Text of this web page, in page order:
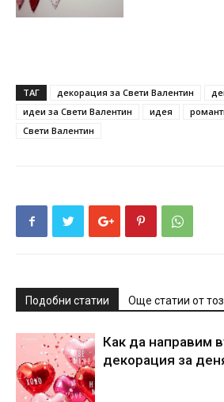
ТАГ декорация за Свети Валентин
идеи за Свети Валентин
идея
Свети Валентин
Подобни статии Още статии от
Как да направим
декорация за